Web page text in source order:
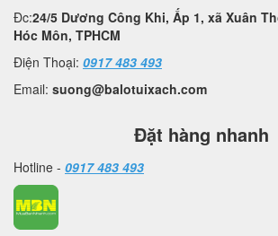
Đc:24/5 Dương Công Khi, Ấp 1, xã Xuân
Hóc Môn, TPHCM
Điện Thoại: 0917 483 493
Email: suong@balotuixach.com
Đặt hàng nhanh
Hotline - 0917 483 493